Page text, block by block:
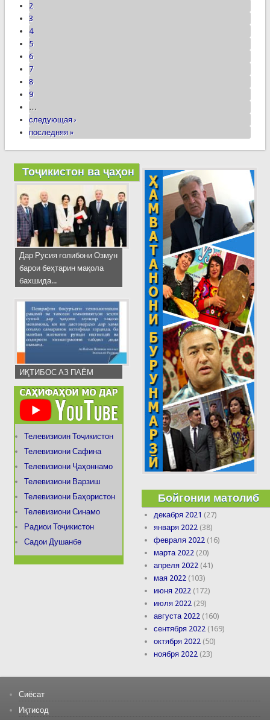
2
3
4
5
6
7
8
9
…
следующая ›
последняя »
Тоҷикистон ва ҷаҳон
Дар Русия ғолибони Озмун
барои беҳтарин мақола
бахшида...
ИҚТИБОС АЗ ПАЁМ
Телевизиоин Тоҷикистон
Телевизиони Сафина
Телевизиони Ҷаҳоннамо
Телевизиони Варзиш
Телевизиони Баҳористон
Телевизиони Синамо
Радиои Тоҷикистон
Садои Душанбе
Бойгонии матолиб
декабря 2021 (27)
января 2022 (38)
февраля 2022 (16)
марта 2022 (20)
апреля 2022 (41)
мая 2022 (103)
июня 2022 (172)
июля 2022 (29)
августа 2022 (160)
сентября 2022 (169)
октября 2022 (50)
ноября 2022 (23)
Сиёсат
Иқтисод